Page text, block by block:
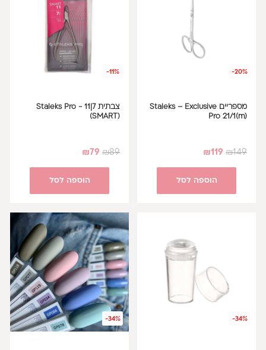
-20%
מספריים Staleks – Exclusive
Pro 21/1(m)
₪149
₪119
הוספה לסל
-11%
צבתית 7|11 Staleks Pro -
(SMART)
₪89
₪79
הוספה לסל
-34%
-34%